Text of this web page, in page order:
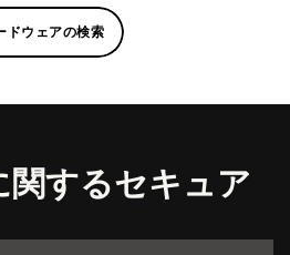
ドウェアの検索
関するセキュア